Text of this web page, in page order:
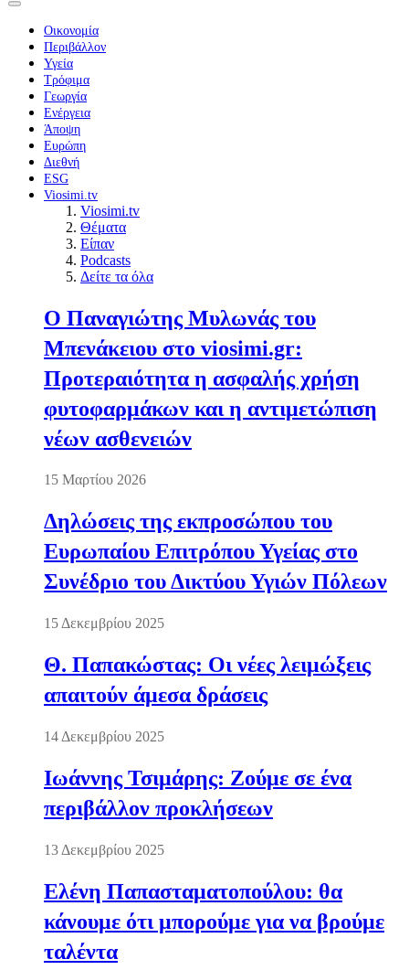
Οικονομία
Περιβάλλον
Υγεία
Τρόφιμα
Γεωργία
Ενέργεια
Άποψη
Ευρώπη
Διεθνή
ESG
Viosimi.tv
Viosimi.tv
Θέματα
Είπαν
Podcasts
Δείτε τα όλα
Ο Παναγιώτης Μυλωνάς του
Μπενάκειου στο viosimi.gr:
Προτεραιότητα η ασφαλής χρήση
φυτοφαρμάκων και η αντιμετώπιση
νέων ασθενειών
15 Μαρτίου 2026
Δηλώσεις της εκπροσώπου του
Ευρωπαίου Επιτρόπου Υγείας στο
Συνέδριο του Δικτύου Υγιών Πόλεων
15 Δεκεμβρίου 2025
Θ. Παπακώστας: Οι νέες λειμώξεις
απαιτούν άμεσα δράσεις
14 Δεκεμβρίου 2025
Ιωάννης Τσιμάρης: Ζούμε σε ένα
περιβάλλον προκλήσεων
13 Δεκεμβρίου 2025
Ελένη Παπασταματοπούλου: θα
κάνουμε ότι μπορούμε για να βρούμε
ταλέντα